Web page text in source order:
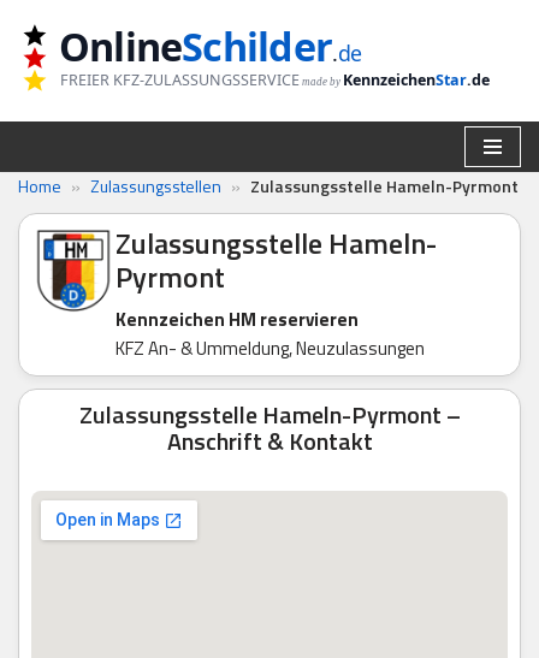
Zum
Inhalt
springen
OnlineSchilder.de
FREIER KFZ-ZULASSUNGSSERVICE made by KennzeichenStar.de
Home » Zulassungsstellen » Zulassungsstelle Hameln-Pyrmont
Zulassungsstelle Hameln-
Pyrmont
Kennzeichen HM reservieren
KFZ An- & Ummeldung, Neuzulassungen
Zulassungsstelle Hameln-Pyrmont –
Anschrift & Kontakt